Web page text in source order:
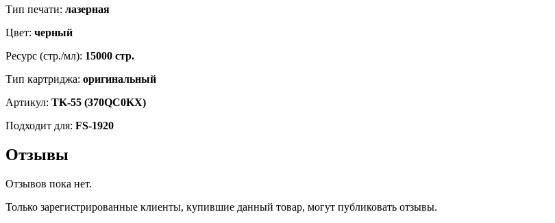
Тип печати: лазерная
Цвет: черный
Ресурс (стр./мл): 15000 стр.
Тип картриджа: оригинальный
Артикул: TK-55 (370QC0KX)
Подходит для: FS-1920
Отзывы
Отзывов пока нет.
Только зарегистрированные клиенты, купившие данный товар, могут публиковать отзывы.